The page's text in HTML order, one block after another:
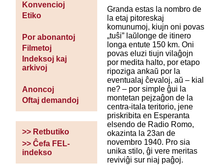
Konvencioj
Etiko
Por abonantoj
Filmetoj
Indeksoj kaj
arkivoj
Anoncoj
Oftaj demandoj
>> Retbutiko
>> Ĉefa FEL-
indekso
Granda estas la nombro de
la etaj pitoreskaj
komunumoj, kiujn oni povas
„tuŝi” laŭlonge de itinero
longa entute 150 km. Oni
povas eluzi tiujn vilaĝojn
por medita halto, por etapo
ripoziga ankaŭ por la
eventualaj ĉevaloj, aŭ – kial
ne? – por simple ĝui la
montetan pejzaĝon de la
centra-itala teritorio, jene
priskribita en Esperanta
elsendo de Radio Romo,
okazinta la 23an de
novembro 1940. Pro sia
unika stilo, ĝi vere meritas
reviviĝi sur niaj paĝoj.